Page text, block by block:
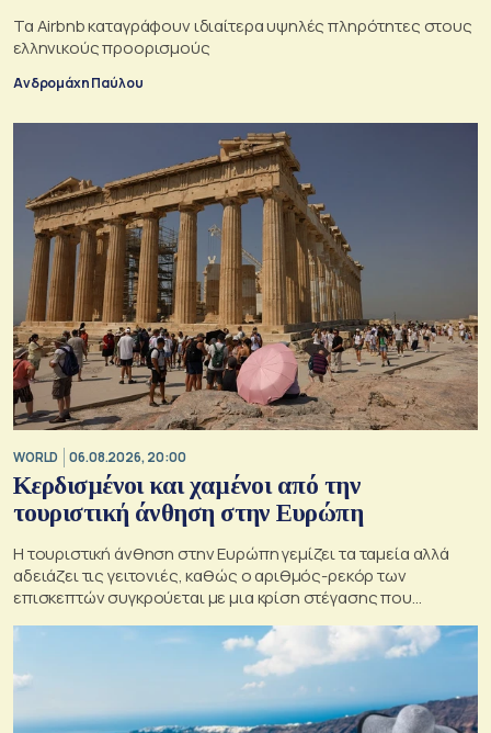
Τα Airbnb καταγράφουν ιδιαίτερα υψηλές πληρότητες στους
ελληνικούς προορισμούς
Ανδρομάχη Παύλου
WORLD 06.08.2026, 20:00
Κερδισμένοι και χαμένοι από την
τουριστική άνθηση στην Ευρώπη
Η τουριστική άνθηση στην Ευρώπη γεμίζει τα ταμεία αλλά
αδειάζει τις γειτονιές, καθώς ο αριθμός-ρεκόρ των
επισκεπτών συγκρούεται με μια κρίση στέγασης που
οξύνεται